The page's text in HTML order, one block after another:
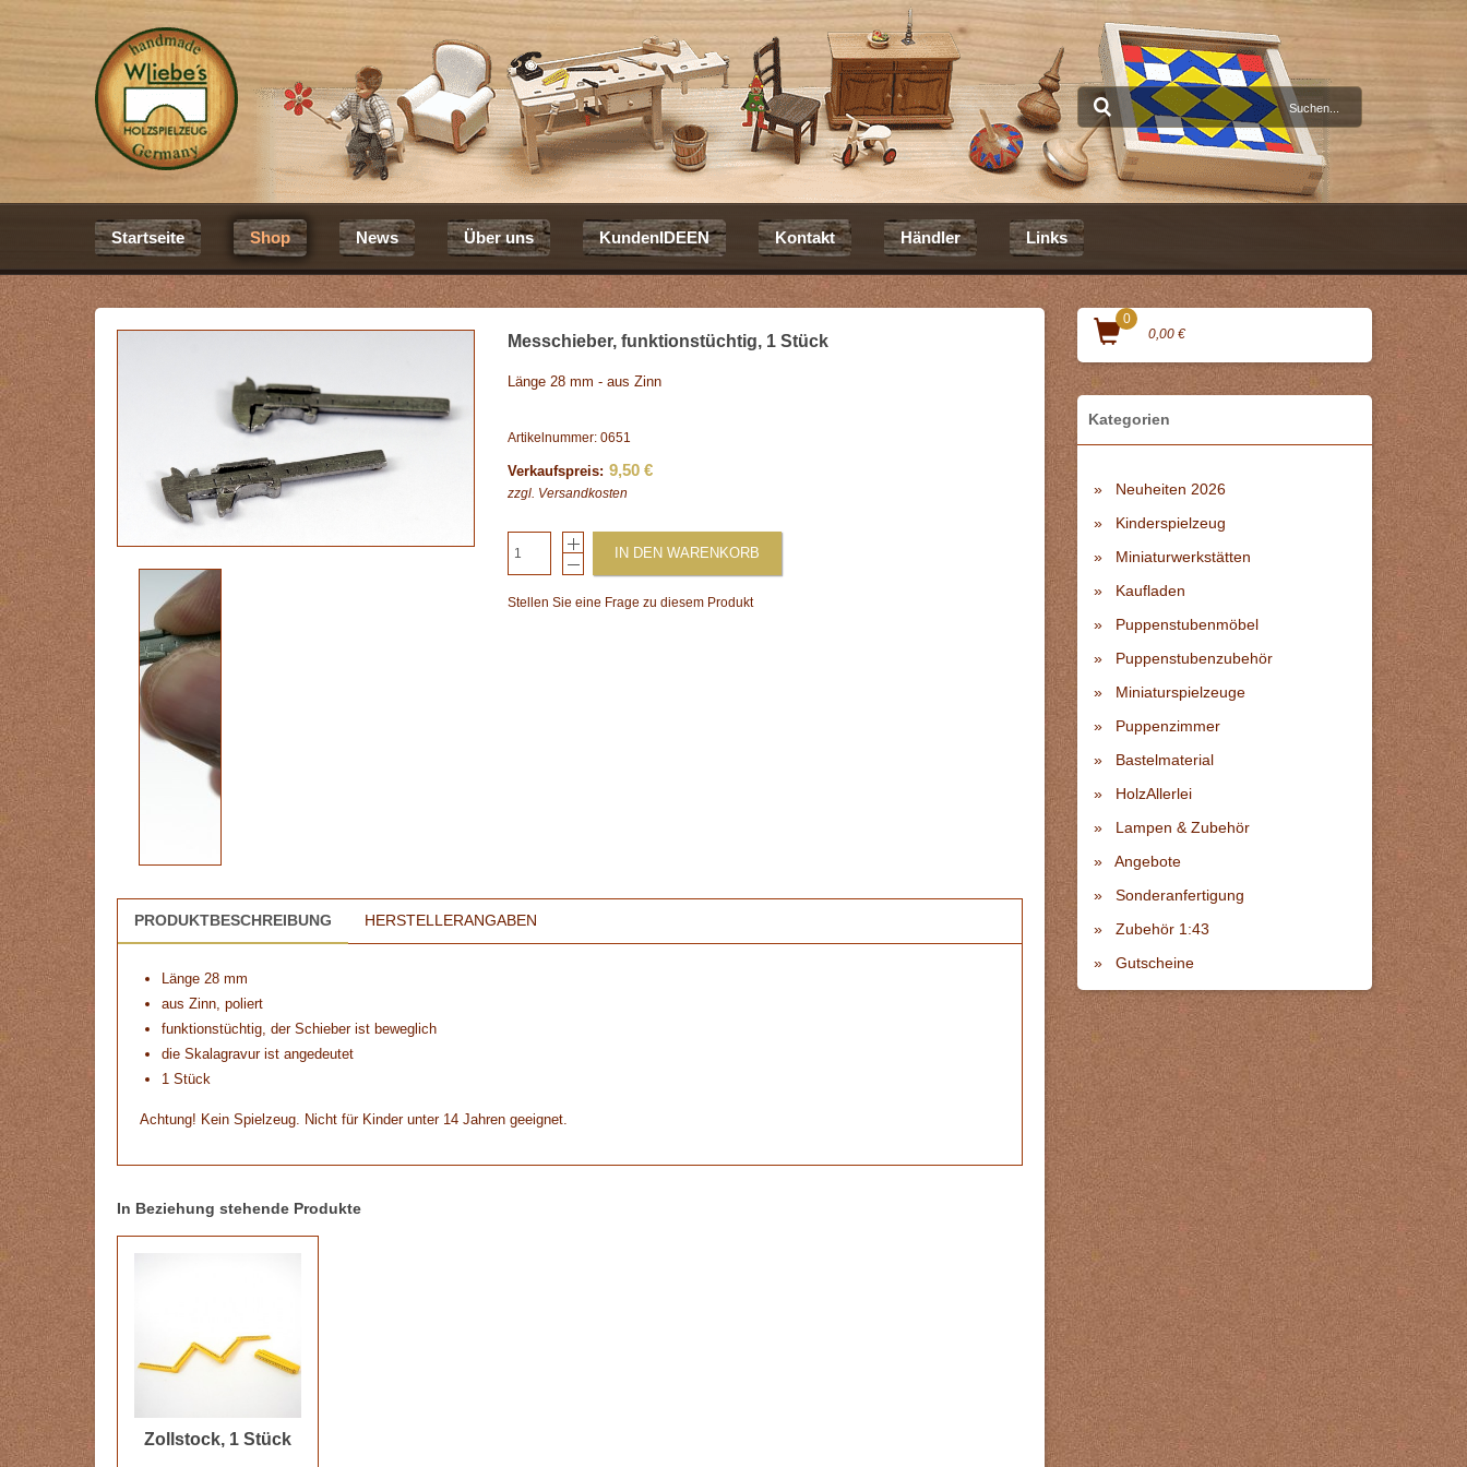
Startseite Shop News Über uns KundenIDEEN Kontakt Händler Links
Messchieber, funktionstüchtig, 1 Stück
Länge 28 mm - aus Zinn
Artikelnummer: 0651
Verkaufspreis: 9,50 €
zzgl. Versandkosten
IN DEN WARENKORB
Stellen Sie eine Frage zu diesem Produkt
PRODUKTBESCHREIBUNG HERSTELLERANGABEN
Länge 28 mm
aus Zinn, poliert
funktionstüchtig, der Schieber ist beweglich
die Skalagravur ist angedeutet
1 Stück
Achtung! Kein Spielzeug. Nicht für Kinder unter 14 Jahren geeignet.
In Beziehung stehende Produkte
Zollstock, 1 Stück
0
0,00 €
Kategorien
Neuheiten 2026
Kinderspielzeug
Miniaturwerkstätten
Kaufladen
Puppenstubenmöbel
Puppenstubenzubehör
Miniaturspielzeuge
Puppenzimmer
Bastelmaterial
HolzAllerlei
Lampen & Zubehör
Angebote
Sonderanfertigung
Zubehör 1:43
Gutscheine